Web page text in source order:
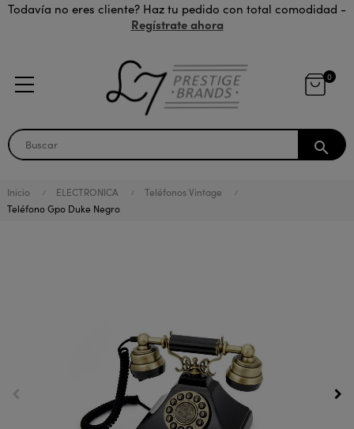
Todavía no eres cliente? Haz tu pedido con total comodidad -
Regístrate ahora
0
search
Inicio ELECTRONICA
Teléfonos Vintage
Teléfono Gpo Duke Negro